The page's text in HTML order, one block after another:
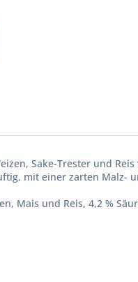
Sake-Trester und
mit einer zarten Malz-
Mais und Reis, 4,2 %